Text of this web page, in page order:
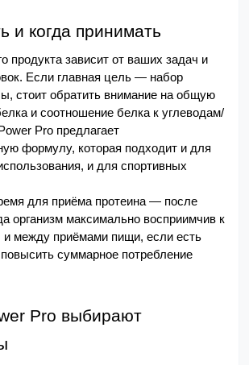
и когда принимать
продукта зависит от ваших задач и
Если главная цель — набор
стоит обратить внимание на общую
и соотношение белка к углеводам/
Pro предлагает
формулу, которая подходит и для
и для спортивных
для приёма протеина — после
организм максимально восприимчив к
и между приёмами пищи, если есть
суммарное потребление
Pro выбирают